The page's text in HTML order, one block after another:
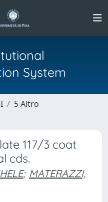
System
5 Altro
117/3 coat
cds.
; MATERAZZI,